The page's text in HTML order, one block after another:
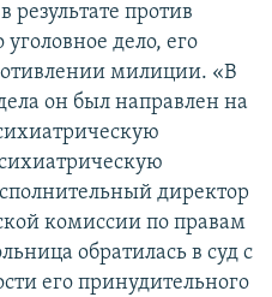
против
дело, его
милиции. «В
он был направлен на
директор
комиссии по правам
обратилась в суд с
его принудительного